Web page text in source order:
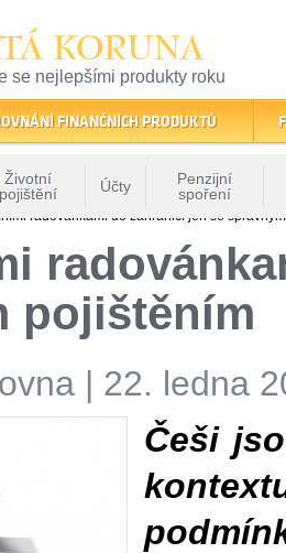
KORUNA
se nejlepšími produkty roku
a kvality na finančním trhu
FINANČNÍCH PRODUKTŮ
Životní
pojištění
Účty
Penzijní
spoření
radovánkami do zahraničí jen se
pojištěním
| 22. ledna
Češi